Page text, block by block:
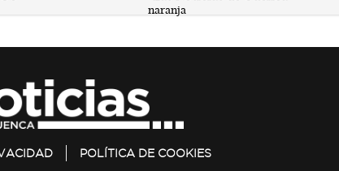
POLÍTICA DE COOKIES